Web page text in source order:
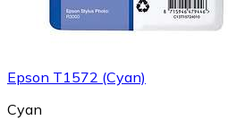
Epson T1572 (Cyan)
Cyan